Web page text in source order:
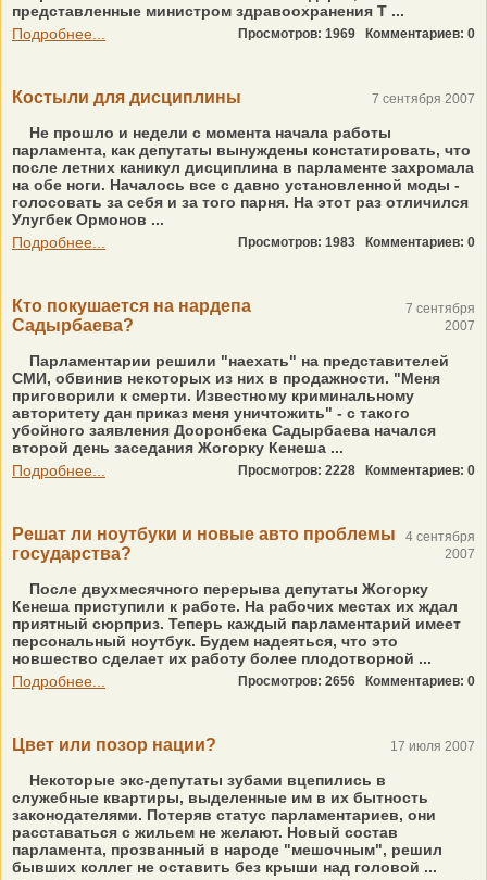
представленные министром здравоохранения Т ...
Подробнее...
Просмотров: 1969 Комментариев: 0
Костыли для дисциплины 7 сентября 2007
Не прошло и недели с момента начала работы
парламента, как депутаты вынуждены констатировать, что
после летних каникул дисциплина в парламенте захромала
на обе ноги. Началось все с давно установленной моды -
голосовать за себя и за того парня. На этот раз отличился
Улугбек Ормонов ...
Подробнее...
Просмотров: 1983 Комментариев: 0
Кто покушается на нардепа
Садырбаева?
7 сентября
2007
Парламентарии решили "наехать" на представителей
СМИ, обвинив некоторых из них в продажности. "Меня
приговорили к смерти. Известному криминальному
авторитету дан приказ меня уничтожить" - с такого
убойного заявления Дооронбека Садырбаева начался
второй день заседания Жогорку Кенеша ...
Подробнее...
Просмотров: 2228 Комментариев: 0
Решат ли ноутбуки и новые авто проблемы
государства?
4 сентября
2007
После двухмесячного перерыва депутаты Жогорку
Кенеша приступили к работе. На рабочих местах их ждал
приятный сюрприз. Теперь каждый парламентарий имеет
персональный ноутбук. Будем надеяться, что это
новшество сделает их работу более плодотворной ...
Подробнее...
Просмотров: 2656 Комментариев: 0
Цвет или позор нации? 17 июля 2007
Некоторые экс-депутаты зубами вцепились в
служебные квартиры, выделенные им в их бытность
законодателями. Потеряв статус парламентариев, они
расставаться с жильем не желают. Новый состав
парламента, прозванный в народе "мешочным", решил
бывших коллег не оставить без крыши над головой ...